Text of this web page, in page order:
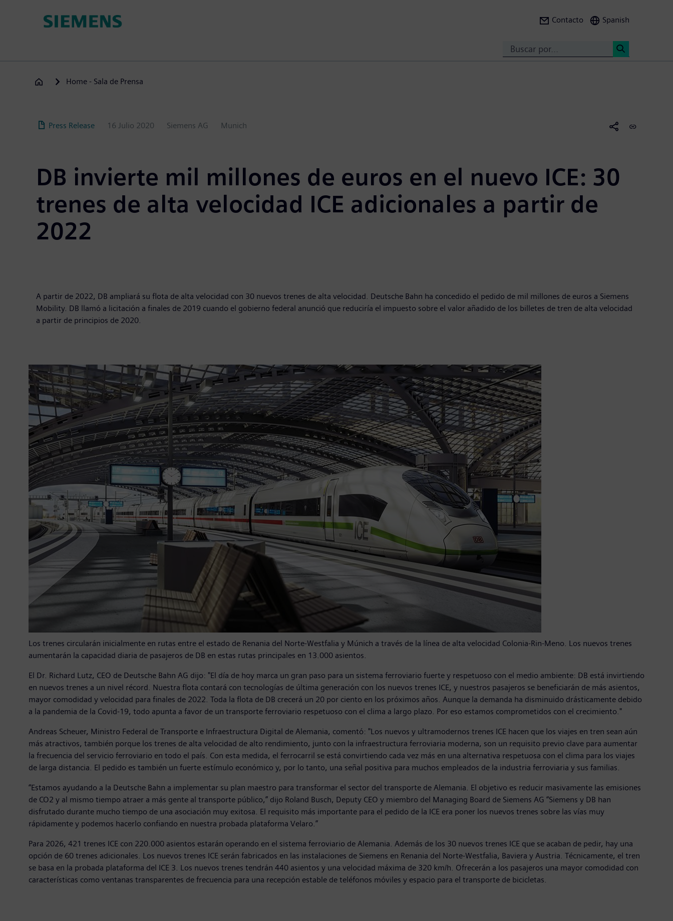
Contacto Spanish
Home - Sala de Prensa
Press Release 16 Julio 2020 Siemens AG Munich
DB invierte mil millones de euros en el nuevo ICE: 30
trenes de alta velocidad ICE adicionales a partir de
2022
A partir de 2022, DB ampliará su flota de alta velocidad con 30 nuevos trenes de alta velocidad. Deutsche Bahn ha concedido el pedido de mil millones de euros a Siemens
Mobility. DB llamó a licitación a finales de 2019 cuando el gobierno federal anunció que reduciría el impuesto sobre el valor añadido de los billetes de tren de alta velocidad
a partir de principios de 2020.
Los trenes circularán inicialmente en rutas entre el estado de Renania del Norte-Westfalia y Múnich a través de la línea de alta velocidad Colonia-Rin-Meno. Los nuevos trenes
aumentarán la capacidad diaria de pasajeros de DB en estas rutas principales en 13.000 asientos.
El Dr. Richard Lutz, CEO de Deutsche Bahn AG dijo: "El día de hoy marca un gran paso para un sistema ferroviario fuerte y respetuoso con el medio ambiente: DB está invirtiendo
en nuevos trenes a un nivel récord. Nuestra flota contará con tecnologías de última generación con los nuevos trenes ICE, y nuestros pasajeros se beneficiarán de más asientos,
mayor comodidad y velocidad para finales de 2022. Toda la flota de DB crecerá un 20 por ciento en los próximos años. Aunque la demanda ha disminuido drásticamente debido
a la pandemia de la Covid-19, todo apunta a favor de un transporte ferroviario respetuoso con el clima a largo plazo. Por eso estamos comprometidos con el crecimiento."
Andreas Scheuer, Ministro Federal de Transporte e Infraestructura Digital de Alemania, comentó: "Los nuevos y ultramodernos trenes ICE hacen que los viajes en tren sean aún
más atractivos, también porque los trenes de alta velocidad de alto rendimiento, junto con la infraestructura ferroviaria moderna, son un requisito previo clave para aumentar
la frecuencia del servicio ferroviario en todo el país. Con esta medida, el ferrocarril se está convirtiendo cada vez más en una alternativa respetuosa con el clima para los viajes
de larga distancia. El pedido es también un fuerte estímulo económico y, por lo tanto, una señal positiva para muchos empleados de la industria ferroviaria y sus familias.
“Estamos ayudando a la Deutsche Bahn a implementar su plan maestro para transformar el sector del transporte de Alemania. El objetivo es reducir masivamente las emisiones
de CO2 y al mismo tiempo atraer a más gente al transporte público,” dijo Roland Busch, Deputy CEO y miembro del Managing Board de Siemens AG “Siemens y DB han
disfrutado durante mucho tiempo de una asociación muy exitosa. El requisito más importante para el pedido de la ICE era poner los nuevos trenes sobre las vías muy
rápidamente y podemos hacerlo confiando en nuestra probada plataforma Velaro.”
Para 2026, 421 trenes ICE con 220.000 asientos estarán operando en el sistema ferroviario de Alemania. Además de los 30 nuevos trenes ICE que se acaban de pedir, hay una
opción de 60 trenes adicionales. Los nuevos trenes ICE serán fabricados en las instalaciones de Siemens en Renania del Norte-Westfalia, Baviera y Austria. Técnicamente, el tren
se basa en la probada plataforma del ICE 3. Los nuevos trenes tendrán 440 asientos y una velocidad máxima de 320 km/h. Ofrecerán a los pasajeros una mayor comodidad con
características como ventanas transparentes de frecuencia para una recepción estable de teléfonos móviles y espacio para el transporte de bicicletas.